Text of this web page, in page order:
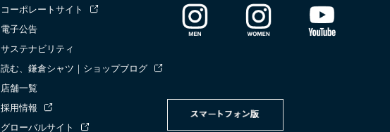
コーポレートサイト
電子公告
サステナビリティ
読む、鎌倉シャツ｜ショップブログ
店舗一覧
採用情報
グローバルサイト